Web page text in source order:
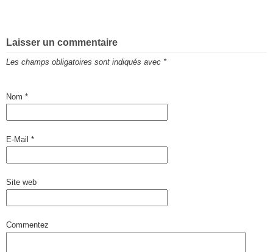
Laisser un commentaire
Les champs obligatoires sont indiqués avec *
Nom *
E-Mail *
Site web
Commentez